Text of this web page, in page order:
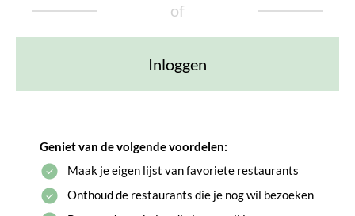
of
Inloggen
Geniet van de volgende voordelen:
Maak je eigen lijst van favoriete restaurants
Onthoud de restaurants die je nog wil bezoeken